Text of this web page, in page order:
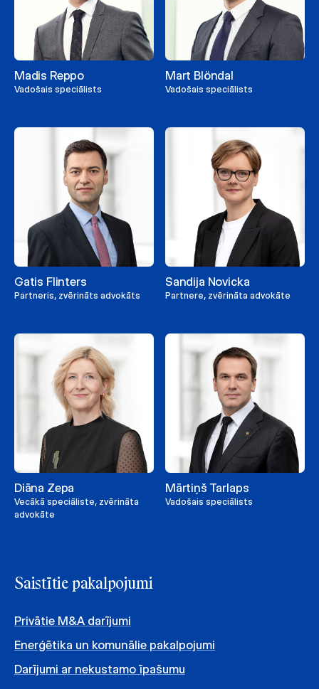
Madis Reppo
Vadošais speciālists
Mart Blöndal
Vadošais speciālists
Gatis Flinters
Partneris, zvērināts advokāts
Sandija Novicka
Partnere, zvērināta advokāte
Diāna Zepa
Vecākā speciāliste, zvērināta
advokāte
Mārtiņš Tarlaps
Vadošais speciālists
Saistītie pakalpojumi
Privātie M&A darījumi
Enerģētika un komunālie pakalpojumi
Darījumi ar nekustamo īpašumu